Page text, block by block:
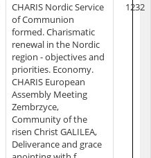
CHARIS Nordic Service
of Communion
formed. Charismatic
renewal in the Nordic
region - objectives and
priorities. Economy.
CHARIS European
Assembly Meeting
Zembrzyce,
Community of the
risen Christ GALILEA,
Deliverance and grace
1232